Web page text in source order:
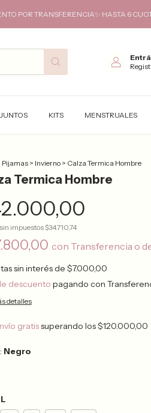
TRANSFERENCIA✨ HASTA 6 CUOTAS
Entrá
KITS MENSTRUALES
Pijamas > Invierno > Calza Termica Hombre
Termica Hombre
impuestos $34.710,74
con Transferencia o
sin interés de $7.000,00
descuento pagando con
detalles
gratissuperando los$120.000,00
Negro
L